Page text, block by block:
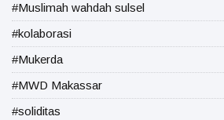
#Muslimah wahdah sulsel
#kolaborasi
#Mukerda
#MWD Makassar
#soliditas